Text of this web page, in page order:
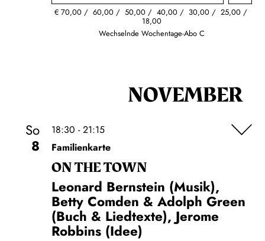
€ 70,00 60,00 50,00 40,00 30,00 25,00
18,00
Wechselnde Wochentage-Abo C
NOVEMBER
So
8
18:30 - 21:15
Familienkarte
ON THE TOWN
Leonard Bernstein (Musik),
Betty Comden & Adolph Green
(Buch & Liedtexte), Jerome
Robbins (Idee)